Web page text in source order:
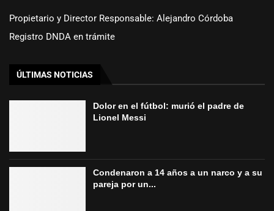
Propietario y Director Responsable: Alejandro Córdoba
Registro DNDA en trámite
ÚLTIMAS NOTICIAS
Dolor en el fútbol: murió el padre de
Lionel Messi
Condenaron a 14 años a un narco y a su
pareja por un...